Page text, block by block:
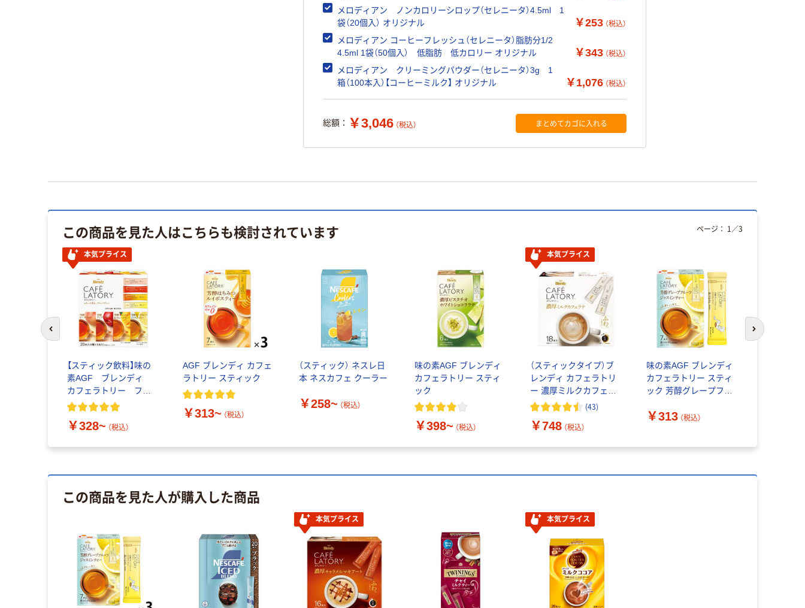
メロディアン ノンカロリーシロップ（セレニータ）4.5ml 1
袋（20個入） オリジナル
￥253 （税込）
メロディアン コーヒーフレッシュ（セレニータ）脂肪分1/2
4.5ml 1袋（50個入） 低脂肪 低カロリー オリジナル
￥343 （税込）
メロディアン クリーミングパウダー（セレニータ）3g 1
箱（100本入）【コーヒーミルク】 オリジナル
￥1,076 （税込）
総額： ￥3,046 （税込） まとめてカゴに入れる
この商品を見た人はこちらも検討されています
本気プライス
【スティック飲料】味の
素AGF ブレンディ
カフェラトリー フル
ーツティー
￥328~ （税込）
AGF ブレンディ カフェ
ラトリー スティック
￥313~ （税込）
（スティック） ネスレ日
本 ネスカフェ クーラー
￥258~ （税込）
味の素AGF ブレンディ
カフェラトリー スティ
ック
￥398~ （税込）
本気プライス
（スティックタイプ）ブ
レンディ カフェラトリ
ー 濃厚ミルクカフェラ
テ 1箱（18本入）個包
(43)
￥748 （税込）
味の素AGF ブレンディ
カフェラトリー スティ
ック 芳醇グレープフル
箱（7本入）
￥313 （税込）
ページ： 1 ／3
前のスライドへ 次のスライド
この商品を見た人が購入した商品
本気プライス 本気プライス